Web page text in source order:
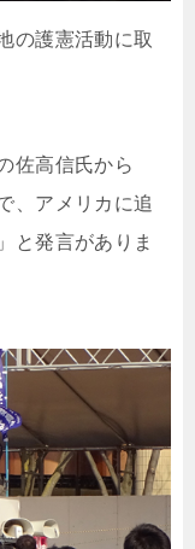
の護憲活動に取
佐高信氏から
、アメリカに追
と発言がありま